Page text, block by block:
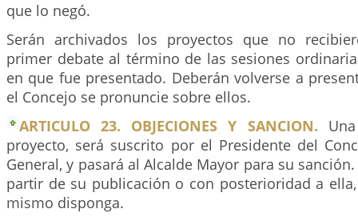
que lo negó.
Serán archivados los proyectos que no
primer debate al término de las sesiones
en que fue presentado. Deberán volverse a
el Concejo se pronuncie sobre ellos.
ARTICULO 23. OBJECIONES Y SANCION.
proyecto, será suscrito por el Presidente del
General, y pasará al Alcalde Mayor para su
partir de su publicación o con posterioridad a
mismo disponga.